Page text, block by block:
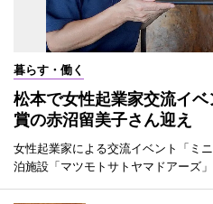
暮らす・働く
松本で女性起業家交流イ
賞の赤沼留美子さん迎え
女性起業家による交流イベント「ミ
泊施設「マツモトサトヤマドアーズ